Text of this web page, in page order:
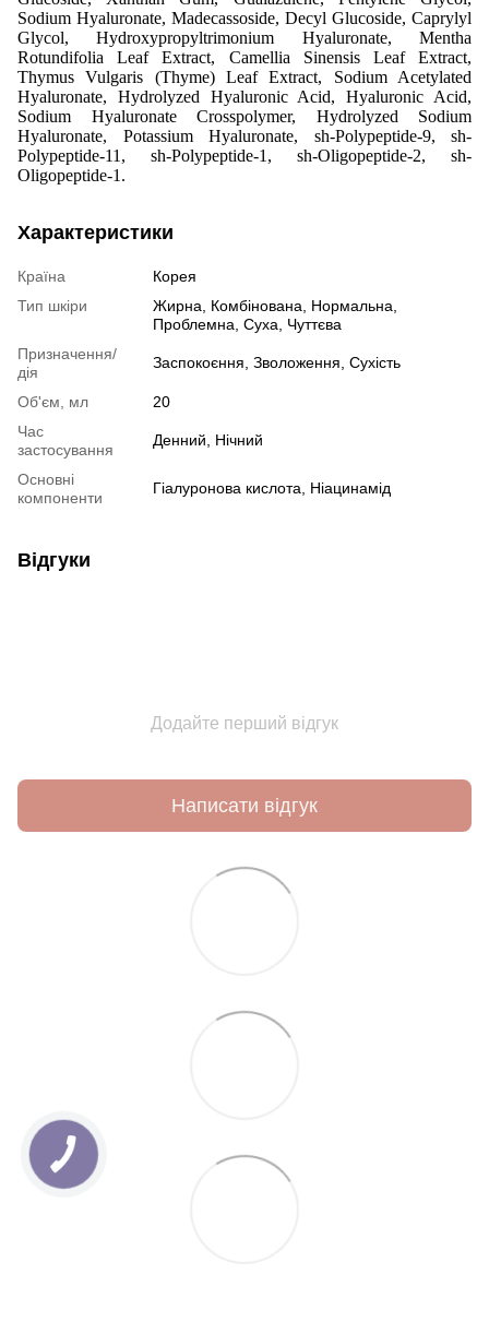
Sodium Hyaluronate, Madecassoside, Decyl Glucoside, Caprylyl
Glycol, Hydroxypropyltrimonium Hyaluronate, Mentha
Rotundifolia Leaf Extract, Camellia Sinensis Leaf Extract,
Thymus Vulgaris (Thyme) Leaf Extract, Sodium Acetylated
Hyaluronate, Hydrolyzed Hyaluronic Acid, Hyaluronic Acid,
Sodium Hyaluronate Crosspolymer, Hydrolyzed Sodium
Hyaluronate, Potassium Hyaluronate, sh-Polypeptide-9, sh-
Polypeptide-11, sh-Polypeptide-1, sh-Oligopeptide-2, sh-
Oligopeptide-1.
Характеристики
Країна
Корея
Тип шкіри
Жирна Комбінована Нормальна
Проблемна Суха
Чуттєва
Призначення/
дія
Заспокоєння Зволоження Сухість
Об'єм, мл
20
Час
застосування
Денний Нічний
Основні
компоненти
Гіалуронова кислота Ніацинамід
Відгуки
Додайте перший відгук
Написати відгук